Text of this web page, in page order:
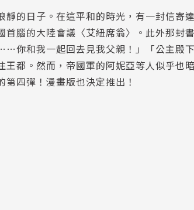
的日子。在這平和的時光，有一封信寄
腦的大陸會議〈艾紐席翁〉。此外那封
你和我一起回去見我父親！」「公主殿
王都。然而，帝國軍的阿妮亞等人似乎
四彈！漫畫版也決定推出！